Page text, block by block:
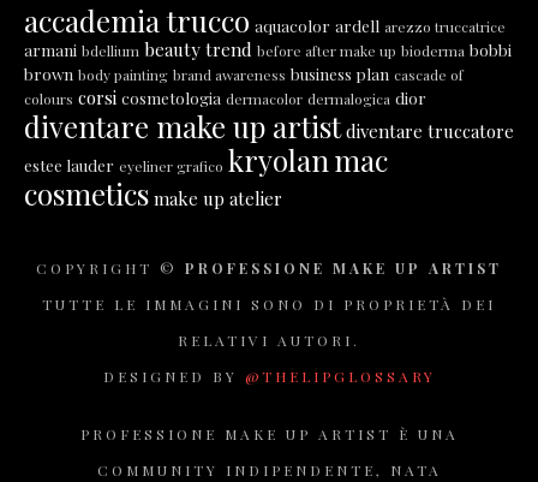
accademia trucco aquacolor ardell arezzo truccatrice
armani bdellium beauty trend before after make up bioderma bobbi
brown body painting brand awareness business plan cascade of
colours corsi cosmetologia dermacolor dermalogica dior
diventare make up artist diventare truccatore
estee lauder eyeliner grafico kryolanmac
cosmetics make up atelier
COPYRIGHT © PROFESSIONE MAKE UP ARTIST
TUTTE LE IMMAGINI SONO DI PROPRIETÀ DEI
RELATIVI AUTORI.
DESIGNED BY @THELIPGLOSSARY
PROFESSIONE MAKE UP ARTIST È UNA
COMMUNITY INDIPENDENTE, NATA